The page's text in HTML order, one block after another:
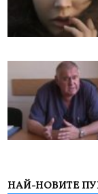
НАЙ-НОВИТЕ